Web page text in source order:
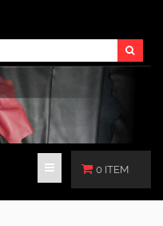
0 ITEM